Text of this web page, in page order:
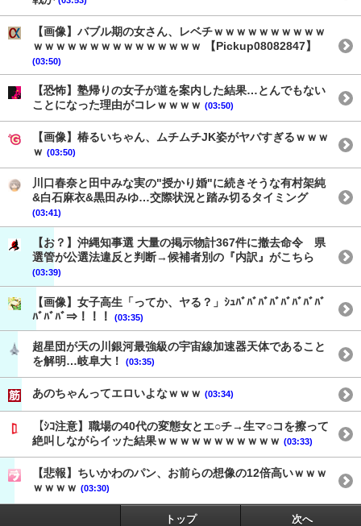
【画像】バブル期の女さん、レベチｗｗｗｗｗｗｗｗｗｗ
ｗｗｗｗｗｗｗｗｗｗｗｗｗｗｗ 【Pickup08082847】
(03:50)
【恐怖】塾帰りの女子が道を案内した結果…とんでもない
ことになった理由がコレｗｗｗｗ (03:50)
【画像】椿るいちゃん、ムチムチJK姿がヤバすぎるｗｗｗ
ｗ (03:50)
川口春奈と田中みな実の"授かり婚"に続きそうな有村架純
&白石麻衣&黒田みゆ…交際状況と踏み切るタイミング
(03:41)
【お？】沖縄知事選 大量の掲示物計367件に撤去命令 県
選管が公選法違反と判断→候補者別の『内訳』がこちら
(03:39)
【画像】女子高生「ってか、ヤる？」ｼｭﾊﾞﾊﾞﾊﾞﾊﾞﾊﾞﾊﾞﾊﾞﾊﾞ
ﾊﾞﾊﾞﾊﾞ⇒！！！
(03:35)
超星団が天の川銀河最強級の宇宙線加速器天体であること
を解明…岐阜大！
(03:35)
あのちゃんってエロいよなｗｗｗ (03:34)
【ｼｺ注意】職場の40代の変態女とエ○チ→生マ○コを擦って
絶叫しながらイッた結果ｗｗｗｗｗｗｗｗｗｗｗ (03:33)
【悲報】ちいかわのパン、お前らの想像の12倍高いｗｗｗ
ｗｗｗｗ (03:30)
トップ 次へ